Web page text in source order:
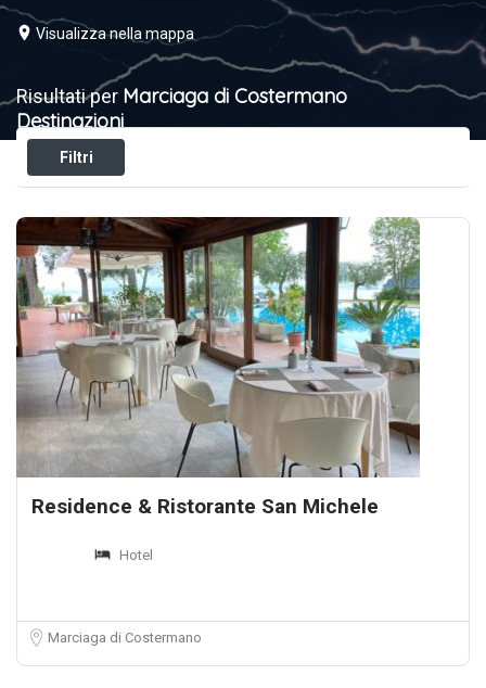
Visualizza nella mappa
Risultati per Marciaga di Costermano
Destinazioni
Filtri
Residence & Ristorante San Michele
Hotel
Marciaga di Costermano